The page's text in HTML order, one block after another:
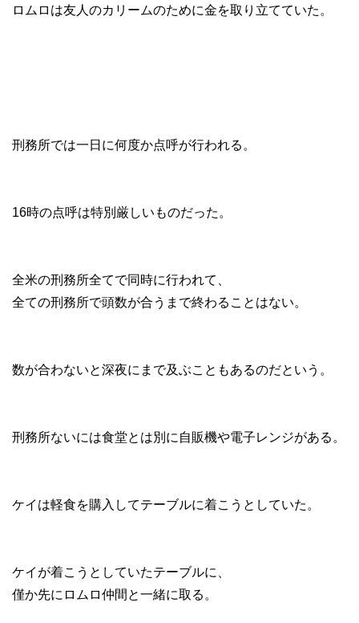
ロムロは友人のカリームのために金を取り立てていた。
刑務所では一日に何度か点呼が行われる。
16時の点呼は特別厳しいものだった。
全米の刑務所全てで同時に行われて、
全ての刑務所で頭数が合うまで終わることはない。
数が合わないと深夜にまで及ぶこともあるのだという。
刑務所ないには食堂とは別に自販機や電子レンジがある。
ケイは軽食を購入してテーブルに着こうとしていた。
ケイが着こうとしていたテーブルに、
僅か先にロムロ仲間と一緒に取る。